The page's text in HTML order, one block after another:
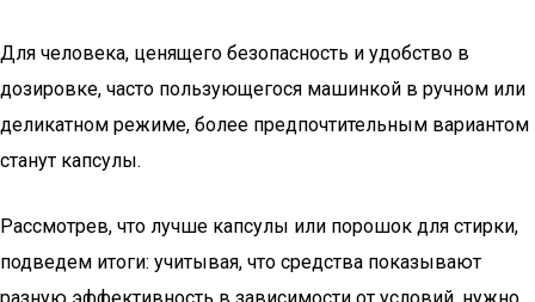
Для человека, ценящего безопасность и удобство в
дозировке, часто пользующегося машинкой в ручном или
деликатном режиме, более предпочтительным вариантом
станут капсулы.
Рассмотрев, что лучше капсулы или порошок для стирки,
подведем итоги: учитывая, что средства показывают